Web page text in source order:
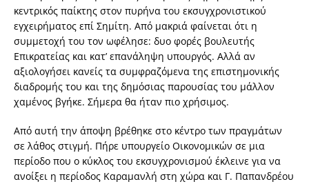
κεντρικός παίκτης στον πυρήνα του εκσυγχρονιστικού
εγχειρήματος επί Σημίτη. Από μακριά φαίνεται ότι η
συμμετοχή του τον ωφέλησε: δυο φορές βουλευτής
Επικρατείας και κατ’ επανάληψη υπουργός. Αλλά αν
αξιολογήσει κανείς τα συμφραζόμενα της επιστημονικής
διαδρομής του και της δημόσιας παρουσίας του μάλλον
χαμένος βγήκε. Σήμερα θα ήταν πιο χρήσιμος.
Από αυτή την άποψη βρέθηκε στο κέντρο των πραγμάτων
σε λάθος στιγμή. Πήρε υπουργείο Οικονομικών σε μια
περίοδο που ο κύκλος του εκσυγχρονισμού έκλεινε για να
ανοίξει η περίοδος Καραμανλή στη χώρα και Γ. Παπανδρέου